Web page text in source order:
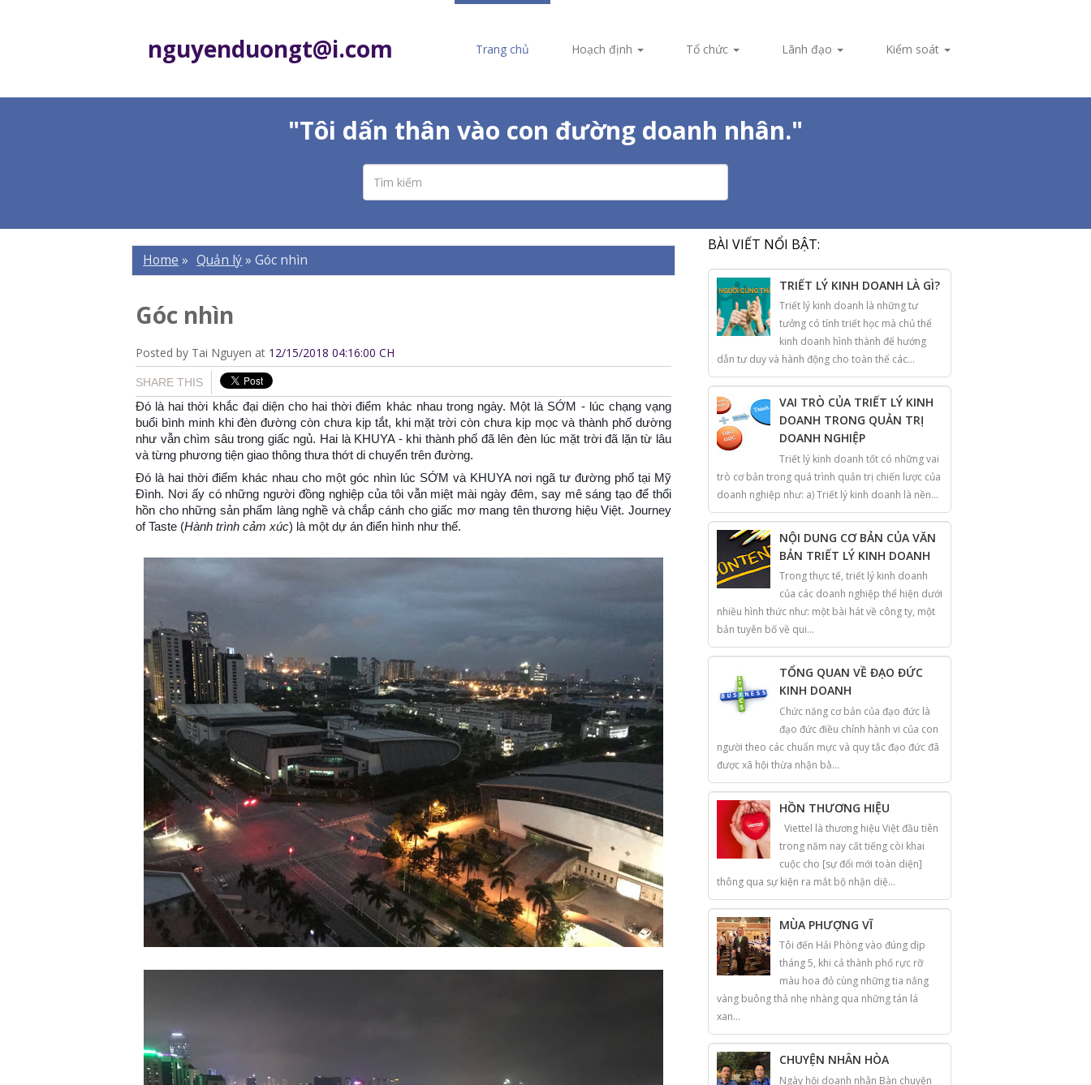
nguyenduongt@i.com Trang chủ Hoạch định Tổ chức Lãnh đạo Kiểm soát
"Tôi dấn thân vào con đường doanh nhân."
Home » Quản lý»Góc nhìn
Góc nhìn
Posted by Tai Nguyen at 12/15/2018 04:16:00 CH
SHARE THIS
Đó là hai thời khắc đại diện cho hai thời điểm khác nhau trong ngày. Một là SỚM - lúc chạng vạng
buổi bình minh khi đèn đường còn chưa kịp tắt, khi mặt trời còn chưa kịp mọc và thành phố dường
như vẫn chìm sâu trong giấc ngủ. Hai là KHUYA - khi thành phố đã lên đèn lúc mặt trời đã lặn từ lâu
và từng phương tiện giao thông thưa thớt di chuyển trên đường.
Đó là hai thời điểm khác nhau cho một góc nhìn lúc SỚM và KHUYA nơi ngã tư đường phố tại Mỹ
Đình. Nơi ấy có những người đồng nghiệp của tôi vẫn miệt mài ngày đêm, say mê sáng tạo để thổi
hồn cho những sản phẩm làng nghề và chắp cánh cho giấc mơ mang tên thương hiệu Việt. Journey
of Taste (Hành trình cảm xúc) là một dự án điển hình như thế.
BÀI VIẾT NỔI BẬT:
TRIẾT LÝ KINH DOANH LÀ GÌ?
Triết lý kinh doanh là những tư
tưởng có tính triết học mà chủ thể
kinh doanh hình thành để hướng
dẫn tư duy và hành động cho toàn thể các...
VAI TRÒ CỦA TRIẾT LÝ KINH
DOANH TRONG QUẢN TRỊ
DOANH NGHIỆP
Triết lý kinh doanh tốt có những vai
trò cơ bản trong quá trình quản trị chiến lược của
doanh nghiệp như: a) Triết lý kinh doanh là nền...
NỘI DUNG CƠ BẢN CỦA VĂN
BẢN TRIẾT LÝ KINH DOANH
Trong thực tế, triết lý kinh doanh
của các doanh nghiệp thể hiện dưới
nhiều hình thức như: một bài hát về công ty, một
bản tuyên bố về qui...
TỔNG QUAN VỀ ĐẠO ĐỨC
KINH DOANH
Chức năng cơ bản của đạo đức là
đạo đức điều chỉnh hành vi của con
người theo các chuẩn mực và quy tắc đạo đức đã
được xã hội thừa nhận bằ...
HỒN THƯƠNG HIỆU
Viettel là thương hiệu Việt đầu tiên
trong năm nay cất tiếng còi khai
cuộc cho [sự đổi mới toàn diện]
thông qua sự kiện ra mắt bộ nhận diệ...
MÙA PHƯỢNG VĨ
Tôi đến Hải Phòng vào đúng dịp
tháng 5, khi cả thành phố rực rỡ
màu hoa đỏ cùng những tia nắng
vàng buông thả nhẹ nhàng qua những tán lá
xan...
CHUYỆN NHÂN HÒA
Ngày hội doanh nhân Bàn chuyện